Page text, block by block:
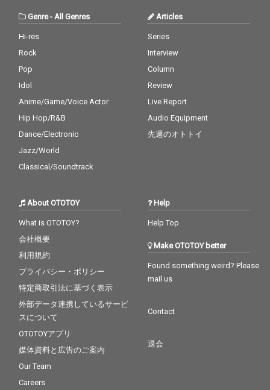
Genre- All Genres
Hi-res
Rock
Pop
Idol
Anime/Game/Voice Actor
Hip Hop/R&B
Dance/Electronic
Jazz/World
Classical/Soundtrack
Articles
Series
Interview
Column
Review
Live Report
Audio Equipment
先週のオトトイ
About OTOTOY
What is OTOTOY?
会社概要
利用規約
プライバシー・ポリシー
特定商取引法に基づく表示
外部データ連携しているサービ
スについて
OTOTOYアプリ
媒体資料と広告のご案内
Our Team
Careers
Help
Help Top
Make OTOTOY better
Found something weird? Please
mail us
Contact
退会